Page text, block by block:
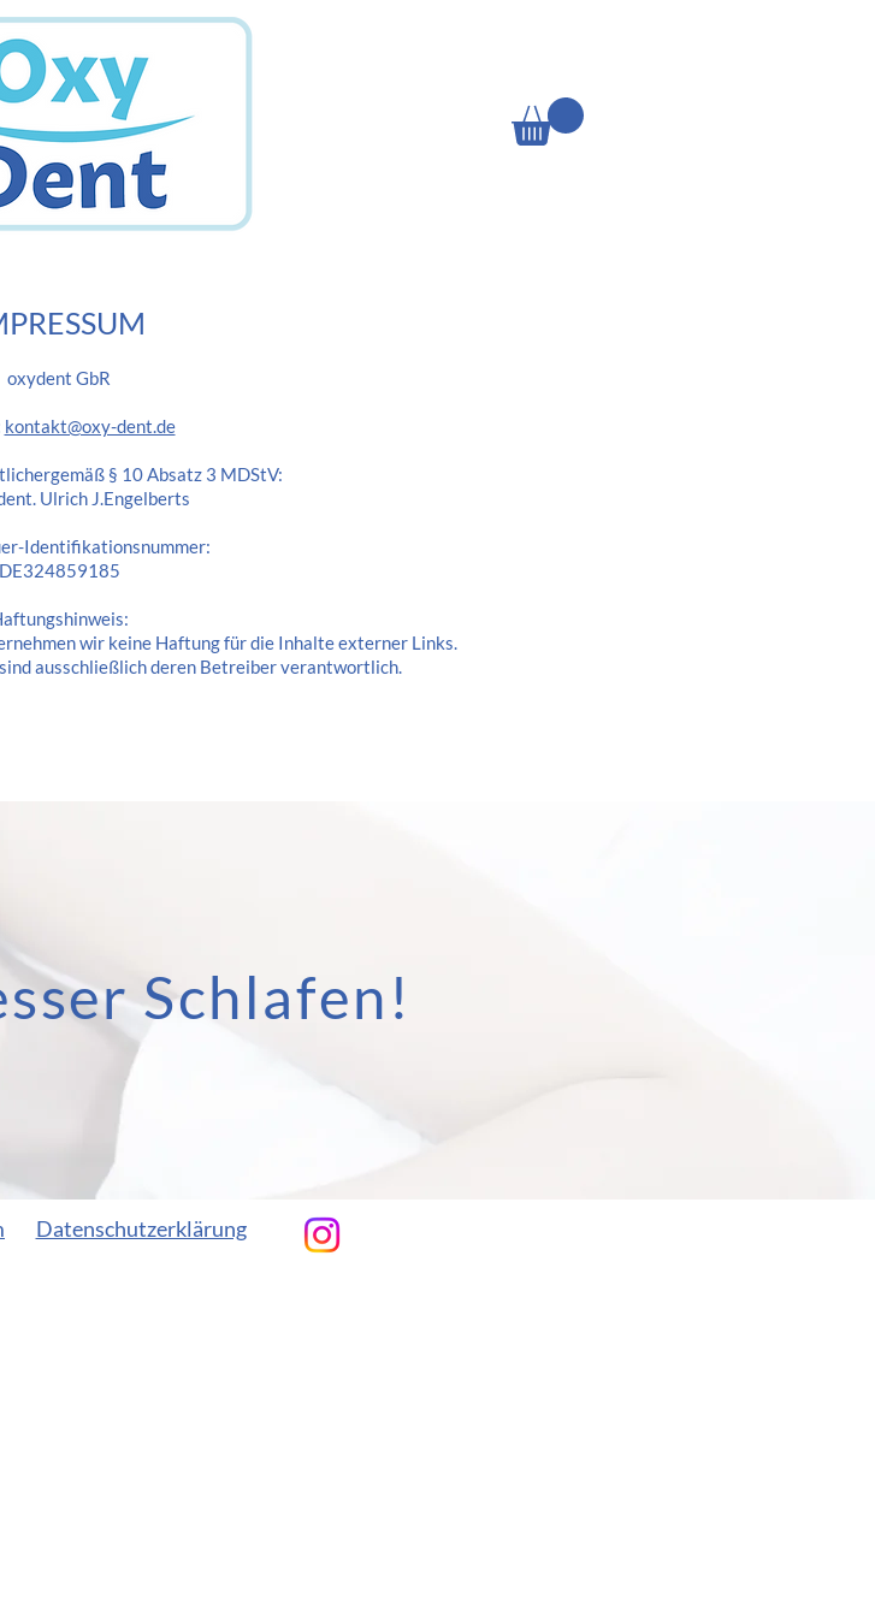
UM
oxydent GbR
kontakt@oxy-dent.de
§ 10 Absatz 3 MDStV:
Ulrich J.Engelberts
Identifikationsnummer:
DE324859185
wir keine Haftung für die Inhalte externer Links.
ausschließlich deren Betreiber verantwortlich.
Schlafen!
Datenschutzerklärung